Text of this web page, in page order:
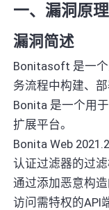
一、漏洞原理
漏洞简述
Bonitasoft 是一
务流程中构建、
Bonita 是一个用
扩展平台。
Bonita Web
认证过滤器的过滤
通过添加恶意构
访问需特权的API